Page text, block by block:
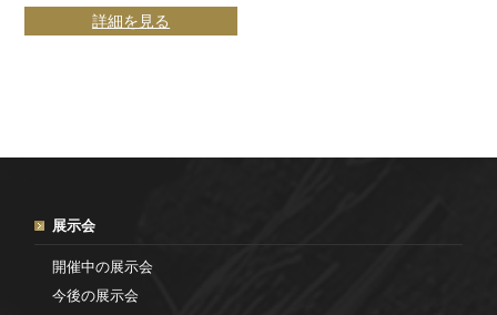
詳細を見る
展示会
開催中の展示会
今後の展示会